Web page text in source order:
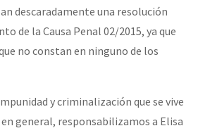
descaradamente una resolución
de la Causa Penal 02/2015, ya que
no constan en ninguno de los
y criminalización que se vive
en general, responsabilizamos a Elisa